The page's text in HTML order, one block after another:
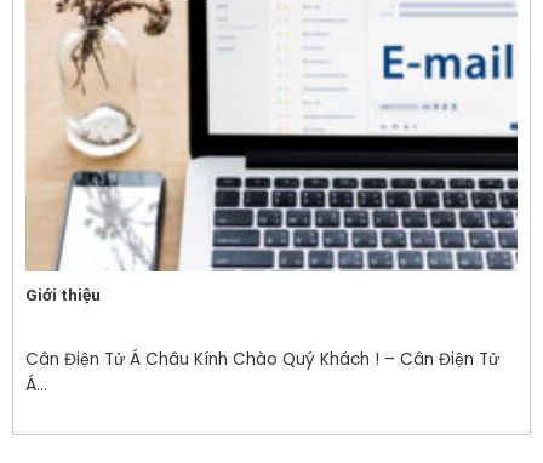
Giới thiệu
Cân Điện Tử Á Châu Kính Chào Quý Khách ! – Cân Điện Tử
Á...